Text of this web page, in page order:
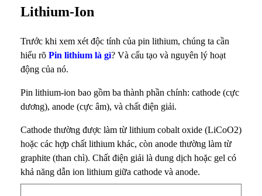
n
g
v
à
S
ự
T
h
Lithium-Ion
Trước khi xem xét độc tính của pin lithium, chúng ta cần
hiểu rõ Pin lithium là gì? Và cấu tạo và nguyên lý hoạt
động của nó.
Pin lithium-ion bao gồm ba thành phần chính: cathode (cực
dương), anode (cực âm), và chất điện giải.
Cathode thường được làm từ lithium cobalt oxide (LiCoO2)
hoặc các hợp chất lithium khác, còn anode thường làm từ
graphite (than chì). Chất điện giải là dung dịch hoặc gel có
khả năng dẫn ion lithium giữa cathode và anode.